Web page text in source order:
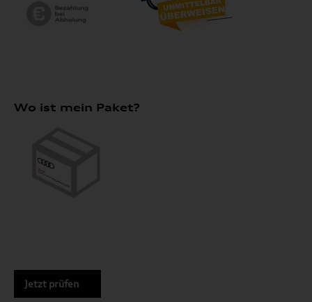
Wo ist mein Paket?
Jetzt prüfen